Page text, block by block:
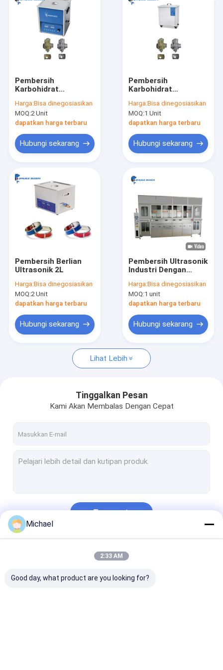
Produk
Pertunjukan VR
Tentang kami
Hubungi kami
Berita
Pembersih Bagian Ultrasonik
Pembersih Karbohidrat Ultrasonik
Pembersih Ultrasonik Industri
Pembersih Ultrasonik Elektronik
Pembersih Mesin Ultrasonik
Pembersih Ultrasonik Medis
Pembersih
Karbohidrat
Dapat Diatur Daya
Harga:Bisa dinegosiasikan
MOQ:2 Unit
dapatkan harga terbaru
Hubungi sekarang
Pembersih
Karbohidrat
Harga:Bisa dinegosiasikan
MOQ:1 Unit
dapatkan harga terbaru
Hubungi sekarang
Pembersih Berlian
Ultrasonik 2L
Harga:Bisa dinegosiasikan
MOQ:2 Unit
dapatkan harga terbaru
Hubungi sekarang
Pembersih Ultrasonik
Industri Dengan
Dan Kustomisasi
Non-Standar
Harga:Bisa dinegosiasikan
MOQ:1 unit
dapatkan harga terbaru
Hubungi sekarang
Lihat Lebih
Tinggalkan Pesan
Kami Akan Membalas Dengan Cepat
Terus
Michael
2:33 AM
Good day, what product are you looking for?